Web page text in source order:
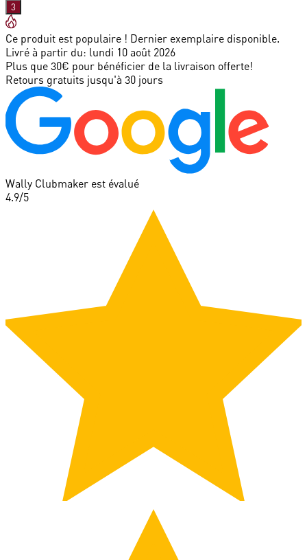
3
Ce produit est populaire ! Dernier exemplaire disponible.
Livré à partir du: lundi 10 août 2026
Plus que 30€ pour bénéficier de la livraison offerte!
Retours gratuits jusqu'à 30 jours
Wally Clubmaker est évalué
4.9/5